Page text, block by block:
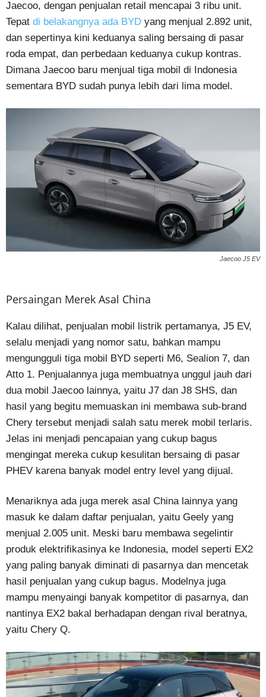
Jaecoo, dengan penjualan retail mencapai 3 ribu unit.
Tepat di belakangnya ada BYD yang menjual 2.892 unit,
dan sepertinya kini keduanya saling bersaing di pasar
roda empat, dan perbedaan keduanya cukup kontras.
Dimana Jaecoo baru menjual tiga mobil di Indonesia
sementara BYD sudah punya lebih dari lima model.
Jaecoo J5 EV
Persaingan Merek Asal China
Kalau dilihat, penjualan mobil listrik pertamanya, J5 EV,
selalu menjadi yang nomor satu, bahkan mampu
mengungguli tiga mobil BYD seperti M6, Sealion 7, dan
Atto 1. Penjualannya juga membuatnya unggul jauh dari
dua mobil Jaecoo lainnya, yaitu J7 dan J8 SHS, dan
hasil yang begitu memuaskan ini membawa sub-brand
Chery tersebut menjadi salah satu merek mobil terlaris.
Jelas ini menjadi pencapaian yang cukup bagus
mengingat mereka cukup kesulitan bersaing di pasar
PHEV karena banyak model entry level yang dijual.
Menariknya ada juga merek asal China lainnya yang
masuk ke dalam daftar penjualan, yaitu Geely yang
menjual 2.005 unit. Meski baru membawa segelintir
produk elektrifikasinya ke Indonesia, model seperti EX2
yang paling banyak diminati di pasarnya dan mencetak
hasil penjualan yang cukup bagus. Modelnya juga
mampu menyaingi banyak kompetitor di pasarnya, dan
nantinya EX2 bakal berhadapan dengan rival beratnya,
yaitu Chery Q.